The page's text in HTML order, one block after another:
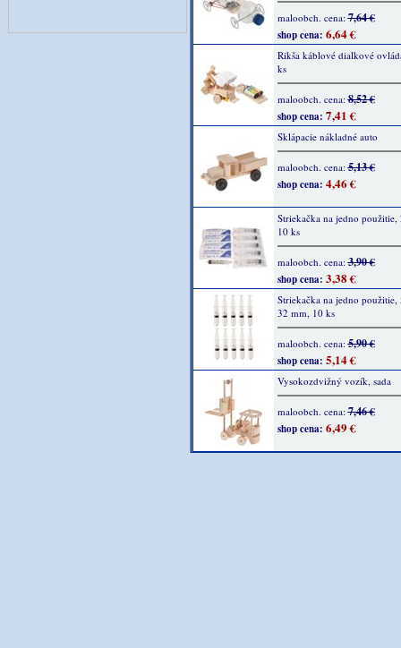
maloobch. cena:7,64 €
shop cena: 6,64 €
Rikša káblové dialkové
ks
maloobch. cena:8,52 €
shop cena: 7,41 €
Sklápacie nákladné auto
maloobch. cena:5,13 €
shop cena: 4,46 €
Striekačka na jedno použitie,
10 ks
maloobch. cena:3,90 €
shop cena: 3,38 €
Striekačka na jedno
32 mm, 10 ks
maloobch. cena:5,90 €
shop cena: 5,14 €
Vysokozdvižný vozík, sada
maloobch. cena:7,46 €
shop cena: 6,49 €